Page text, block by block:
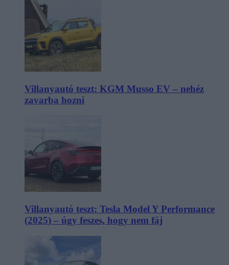
Villanyautó teszt: KGM Musso EV – nehéz
zavarba hozni
Villanyautó teszt: Tesla Model Y Performance
(2025) – úgy feszes, hogy nem fáj